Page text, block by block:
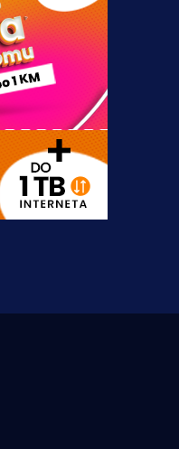
pojačanje:
želi obući
SIPA ga tereti